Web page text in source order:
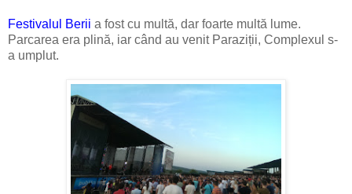
Festivalul Berii a fost cu multă, dar foarte multă lume.
Parcarea era plină, iar când au venit Paraziții, Complexul s-
a umplut.